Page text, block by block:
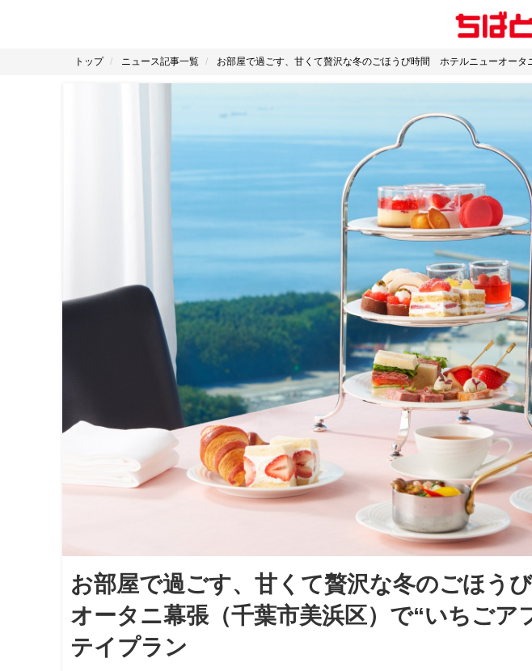
トップ ニュース記事一覧 お部屋で過ごす、甘くて贅沢な冬のごほうび時間 ホテルニューオー
お部屋で過ごす、甘くて贅沢な冬のごほう
オータニ幕張（千葉市美浜区）で“いちごア
テイプラン